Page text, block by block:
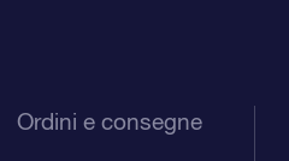
Ordini e consegne